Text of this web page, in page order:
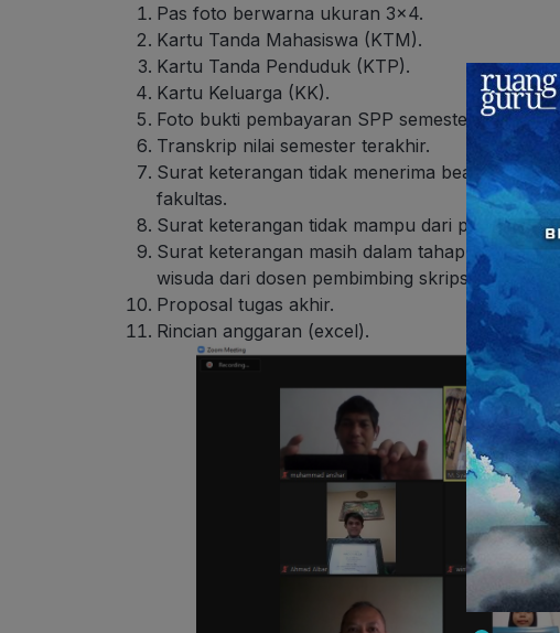
Pas foto berwarna ukuran 3×4.
Kartu Tanda Mahasiswa (KTM).
Kartu Tanda Penduduk (KTP).
Kartu Keluarga (KK).
Foto bukti pembayaran SPP semester terakhir.
Transkrip nilai semester terakhir.
Surat keterangan tidak menerima beasiswa
fakultas.
Surat keterangan tidak mampu dari pemerintah
Surat keterangan masih dalam tahap
wisuda dari dosen pembimbing skripsi.
Proposal tugas akhir.
Rincian anggaran (excel).